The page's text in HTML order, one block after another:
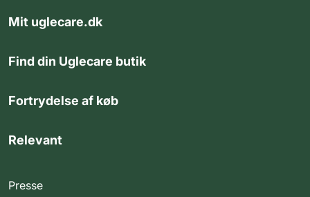
Mit uglecare.dk
Find din Uglecare butik
Fortrydelse af køb
Relevant
Presse